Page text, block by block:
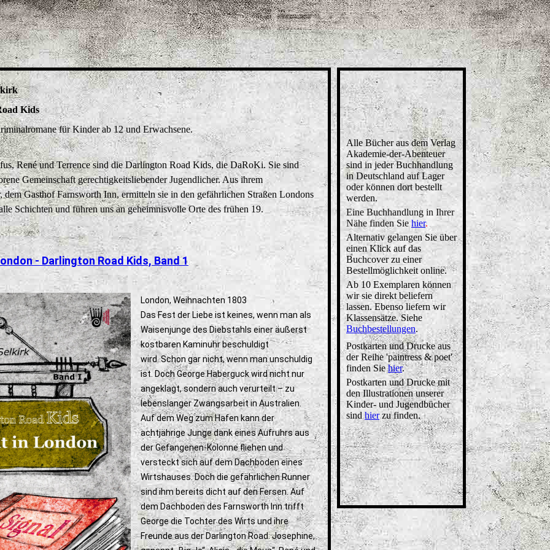
Kids
für Kinder ab 12 und Erwachsene.
René und Terrence sind die Darlington Road Kids, die DaRoKi. Sie sind
Gemeinschaft gerechtigkeitsliebender Jugendlicher. Aus ihrem
dem Gasthof Farnsworth Inn, ermitteln sie in den gefährlichen Straßen Londons
Schichten und führen uns an geheimnisvolle Orte des frühen 19.
- Darlington Road Kids, Band 1
London, Weihnachten 1803
Das Fest der Liebe ist keines, wenn man als
Waisenjunge des Diebstahls einer äußerst
kostbaren Kaminuhr beschuldigt
wird. Schon gar nicht, wenn man unschuldig
ist. Doch George Haberguck wird nicht nur
angeklagt, sondern auch verurteilt – zu
lebenslanger Zwangsarbeit in Australien.
Auf dem Weg zum Hafen kann der
achtjährige Junge dank eines Aufruhrs aus
der Gefangenen-Kolonne fliehen und
versteckt sich auf dem Dachboden eines
Wirtshauses. Doch die gefährlichen Runner
sind ihm bereits dicht auf den Fersen. Auf
dem Dachboden des Farnsworth Inn trifft
George die Tochter des Wirts und ihre
Freunde aus der Darlington Road: Josephine,
Alle Bücher aus dem Verlag
Akademie-der-Abenteuer
sind in jeder Buchhandlung
in Deutschland auf Lager
oder können dort bestellt
werden.
Eine Buchhandlung in Ihrer
Nähe finden Sie hier.
Alternativ gelangen Sie über
einen Klick auf das
Buchcover zu einer
Bestellmöglichkeit online.
Ab 10 Exemplaren können
wir sie direkt beliefern
lassen. Ebenso liefern wir
Klassensätze. Siehe
Buchbestellungen.
Postkarten und Drucke aus
der Reihe 'paintress & poet'
finden Siehier.
Postkarten und Drucke mit
den Illustrationen unserer
Kinder- und Jugendbücher
sindhierzu finden.